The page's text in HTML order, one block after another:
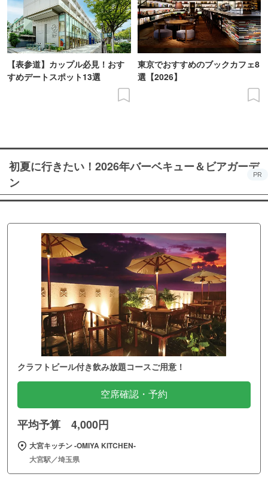
【表参道】カップル必見！おす
すめデートスポット13選
東京でおすすめのブックカフェ8
選【2026】
初夏に行きたい！2026年バーベキュー＆ビアガーデ
ン
PR
クラフトビール付き飲み放題コースご用意！
空席確認・予約
平均予算 4,000円
大宮キッチン ‐OMIYA KITCHEN‐
大宮駅／埼玉県